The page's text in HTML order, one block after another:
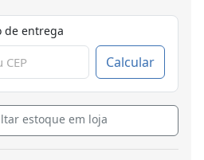
de entrega
Calcular
estoque em loja